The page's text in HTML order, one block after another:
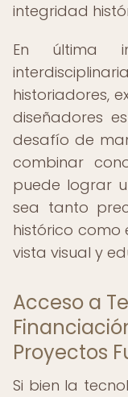
integridad
En última
historiadores,
diseñadores
desafío de
combinar
puede lograr
sea tanto
histórico como
vista visual y
Acceso a
Proyectos
Si bien la